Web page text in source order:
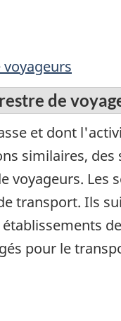
de
et dont
similaires,
Les
transport. Ils
pour le